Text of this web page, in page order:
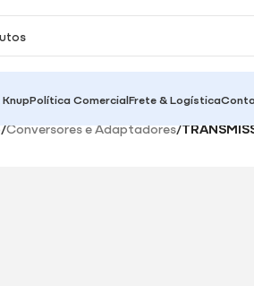
Política ComercialFrete & Logística
/Conversores e Adaptadores/